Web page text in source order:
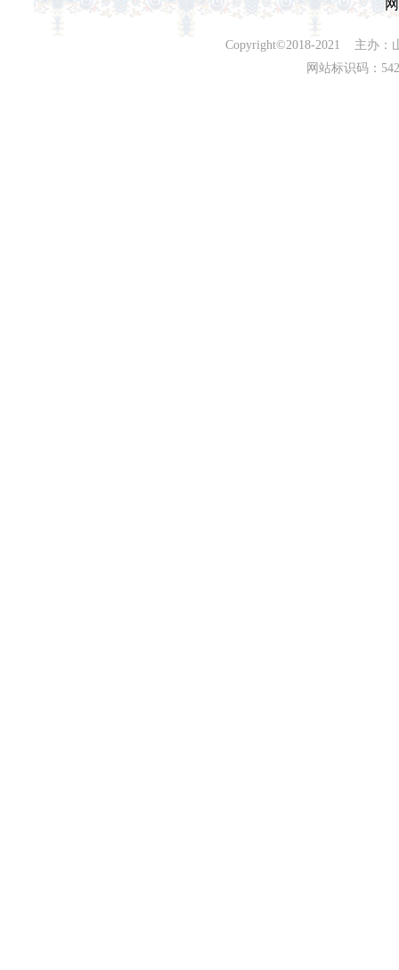
Copyright©2018-2021 主办：
网站标识码：